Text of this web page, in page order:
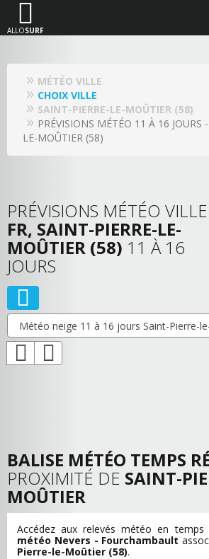
ALLOSURF
MÉTÉO VILLE
CHOIX VILLE
SAINT-PIERRE-LE-MOÛTIER (58)
PRÉVISIONS MÉTÉO 11 À 16 JOURS
LE-MOÛTIER (58)
PRÉVISIONS MÉTÉO VILLE
FR, SAINT-PIERRE-LE-
MOÛTIER (58) 11 À 16
JOURS
BALISE MÉTÉO TEMPS
PROXIMITÉ DE SAINT-
MOÛTIER
Accédez aux relevés météo en
météo Nevers - Fourchambault
Pierre-le-Moûtier (58).